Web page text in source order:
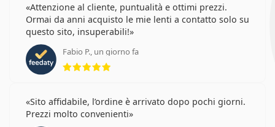
Attenzione al cliente, puntualità e ottimi prezzi.
Ormai da anni acquisto le mie lenti a contatto solo su
questo sito, insuperabili!
Fabio P., un giorno fa
Sito affidabile, l’ordine è arrivato dopo pochi giorni.
Prezzi molto convenienti